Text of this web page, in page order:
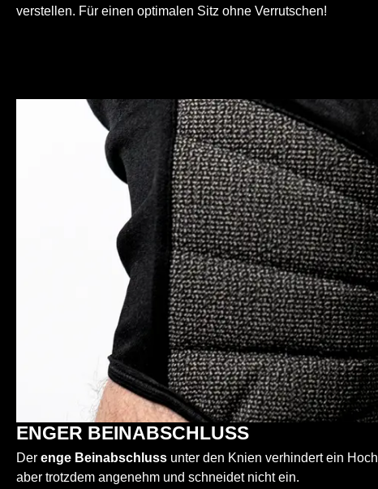
verstellen. Für einen optimalen Sitz ohne Verrutschen!
ENGER BEINABSCHLUSS
Der enge Beinabschluss unter den Knien verhindert ein
aber trotzdem angenehm und schneidet nicht ein.